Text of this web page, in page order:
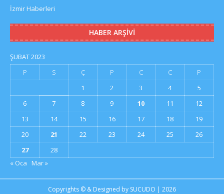
İzmir Haberleri
HABER ARŞIVI
ŞUBAT 2023
P
S Ç P C C
P
1
2 3 4
5
6
7 8 9 10 11
12
13
14 15 16 17 18
19
20
21 22 23 24 25
26
27
28
« Oca Mar »
Copyrights © & Designed by SUCUDO | 2026